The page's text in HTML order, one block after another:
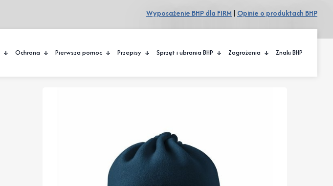
Wyposażenie BHP dla FIRM | Opinie o produktach BHP
Ochrona Pierwsza pomoc Przepisy Sprzęt i ubrania BHP Zagrożenia Znaki BHP